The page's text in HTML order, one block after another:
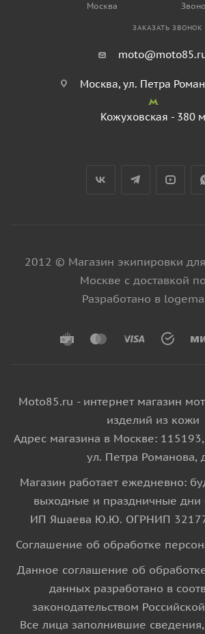
Москва
ЗАКАЗАТЬ ЗВОНОК
Москва, ул. Петра
Кожуховская - 380 м
2012 © Магазин экипировки
Москве с доставкой
Разработано в
Moto85.ru - интернет магазин
изделий из кожи
Адрес магазина в Москве:
ул. Петра Романова,
Магазин работает ежедневно:
выходные и праздничные дни
ИП Яшаева Ю.Ю. ОГРНИП
Соглашение об обработке
Данное соглашение об
данных разработано в
законодательством
Все лица заполнившие